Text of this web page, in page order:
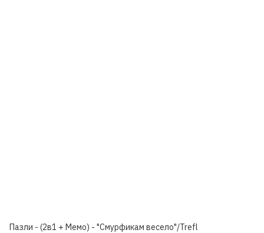
Пазли - (2в1 + Мемо) - "Смурфикам весело"/Trefl